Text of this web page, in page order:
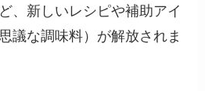
、新しいレシピや補助アイ
議な調味料）が解放されま